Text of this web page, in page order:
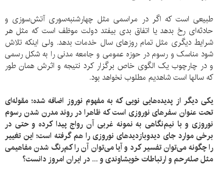
طبیعی است که اگر در مراسمی مثل چهارشنبه‌سوری آتش‌سوزی و
حادثه‌ای رخ بدهد یا اتفاق بدی بیفتد دولت موظف است که مثل هر
شرایط دیگری مثل تمام روزهای سال خدمات بدهد. ولی اینکه تلاش
شود مناسک و رسوم در حوزه عمومی و جامعه مدنی را به شکل رسمی
و در چارچوب یک الگوی خاص برگزار کرد نتیجه و اثرش همان طور
که سالها است شاهدیم مطلوب نخواهد بود.
یکی دیگر از پدیده‌هایی نویی که به مفهوم نوروز اضافه شده؛ مقوله‌ای
تحت عنوان سفرهای نوروزی است که ظاهرا در روند مدرن شدن رسوم
نوروزی و با نیم‌نگاهی به نمونه غربی آن رواج پیدا کرده و حتی در
برخی موارد جای دیدوبازدیدهای نوروزی را هم گرفته است؛ این تغییر
را چگونه می‌توان تفسیر کرد و آیا می‌توان آن را کم‌رنگ شدن مفاهیمی
مثل صله‌رحم و ارتباطات خویشاوندی و ... در ایران امروز دانست؟